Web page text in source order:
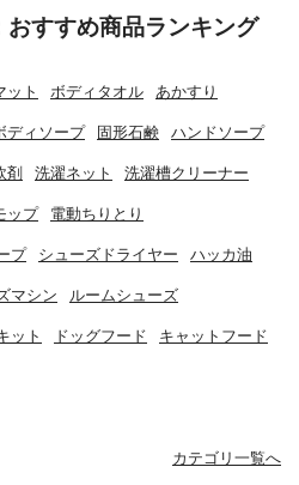
すすめ商品ランキング
ット ボディタオル あかすり
ディソープ 固形石鹸 ハンドソープ
剤 洗濯ネット 洗濯槽クリーナー
ップ 電動ちりとり
プ シューズドライヤー ハッカ油
マシン ルームシューズ
ット ドッグフード キャットフード
カテゴリ一覧へ